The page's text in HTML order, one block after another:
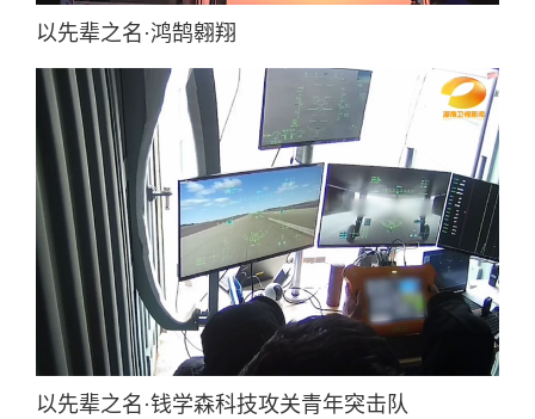
以先辈之名·鸿鹄翱翔
以先辈之名·钱学森科技攻关青年突击队